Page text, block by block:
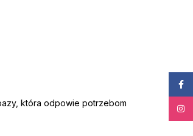
która odpowie potrzebom